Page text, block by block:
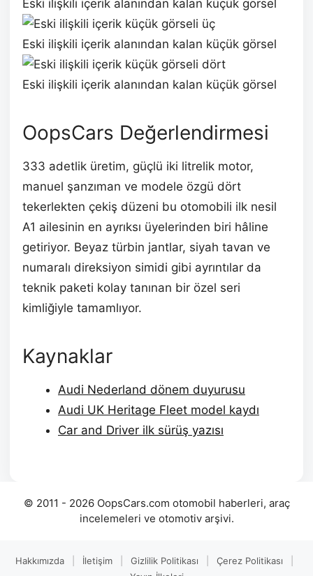
Eski ilişkili içerik alanından kalan küçük görsel
Eski ilişkili içerik alanından kalan küçük görsel
Eski ilişkili içerik alanından kalan küçük görsel
OopsCars Değerlendirmesi
333 adetlik üretim, güçlü iki litrelik motor,
manuel şanzıman ve modele özgü dört
tekerlekten çekiş düzeni bu otomobili ilk nesil
A1 ailesinin en ayrıksı üyelerinden biri hâline
getiriyor. Beyaz türbin jantlar, siyah tavan ve
numaralı direksiyon simidi gibi ayrıntılar da
teknik paketi kolay tanınan bir özel seri
kimliğiyle tamamlıyor.
Kaynaklar
Audi Nederland dönem duyurusu
Audi UK Heritage Fleet model kaydı
Car and Driver ilk sürüş yazısı
© 2011 - 2026 OopsCars.com otomobil haberleri, araç
incelemeleri ve otomotiv arşivi.
Hakkımızda İletişim Gizlilik Politikası Çerez Politikası